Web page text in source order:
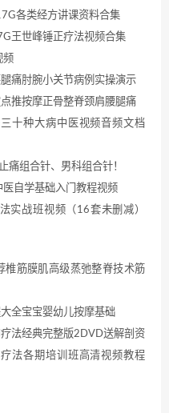
各类经方讲课资料合集
王世峰锤正疗法视频合集
频
痛肘腕小关节病例实操演示
推按摩正骨整脊颈肩腰腿痛
十种大病中医视频音频文档
痛组合针、男科组合针！
自学基础入门教程视频
实战班视频（16套未删减）
椎筋膜肌高级蒸弛整脊技术筋
全宝宝婴幼儿按摩基础
法经典完整版2DVD送解剖资
法各期培训班高清视频教程